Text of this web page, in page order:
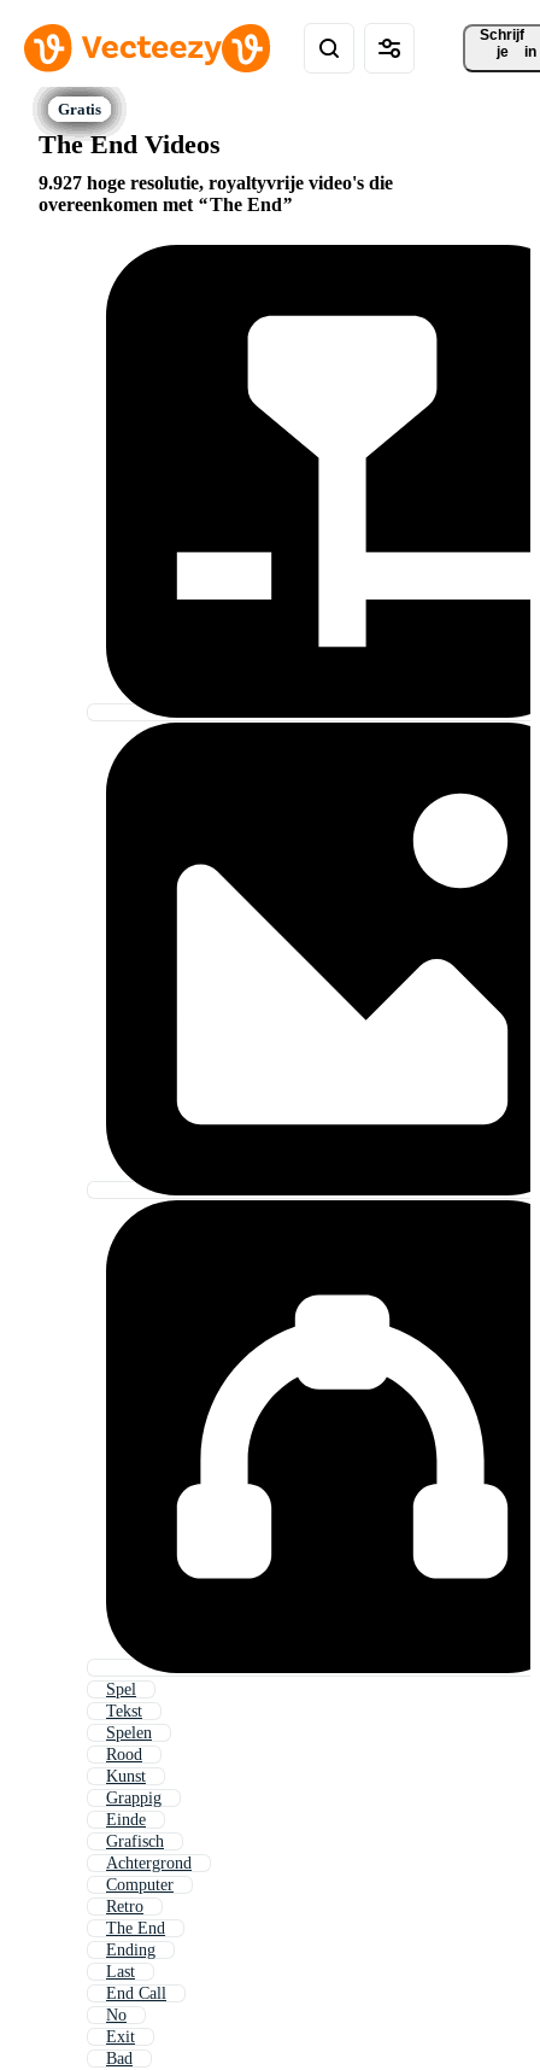
Schrijf
je
in
The End Videos
9.927 hoge resolutie, royaltyvrije video's die
overeenkomen met
The End
Spel
Tekst
Spelen
Rood
Kunst
Grappig
Einde
Grafisch
Achtergrond
Computer
Retro
The End
Ending
Last
End Call
No
Exit
Bad